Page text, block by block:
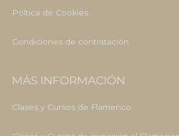
Poltica de Cookies
Condiciones de contratación
MÁS INFORMACIÓN
Clases y Cursos de Flamenco